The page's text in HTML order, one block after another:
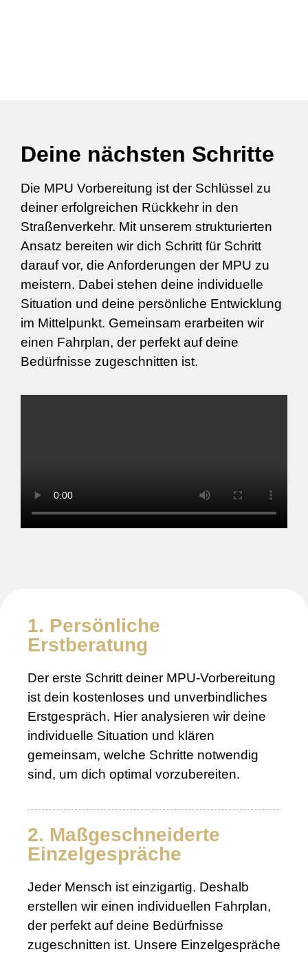
Deine nächsten Schritte
Die MPU Vorbereitung ist der Schlüssel zu
deiner erfolgreichen Rückkehr in den
Straßenverkehr. Mit unserem strukturierten
Ansatz bereiten wir dich Schritt für Schritt
darauf vor, die Anforderungen der MPU zu
meistern. Dabei stehen deine individuelle
Situation und deine persönliche Entwicklung
im Mittelpunkt. Gemeinsam erarbeiten wir
einen Fahrplan, der perfekt auf deine
Bedürfnisse zugeschnitten ist.
1. Persönliche
Erstberatung
Der erste Schritt deiner MPU-Vorbereitung
ist dein kostenloses und unverbindliches
Erstgespräch. Hier analysieren wir deine
individuelle Situation und klären
gemeinsam, welche Schritte notwendig
sind, um dich optimal vorzubereiten.
2. Maßgeschneiderte
Einzelgespräche
Jeder Mensch ist einzigartig. Deshalb
erstellen wir einen individuellen Fahrplan,
der perfekt auf deine Bedürfnisse
zugeschnitten ist. Unsere Einzelgespräche